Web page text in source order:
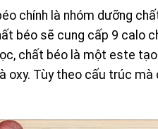
chính là nhóm dưỡng
béo sẽ cung cấp 9 calo
chất béo là một este
oxy. Tùy theo cấu trúc